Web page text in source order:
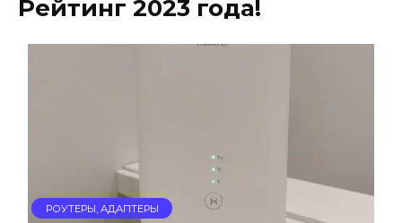
Рейтинг 2023 года!
РОУТЕРЫ, АДАПТЕРЫ